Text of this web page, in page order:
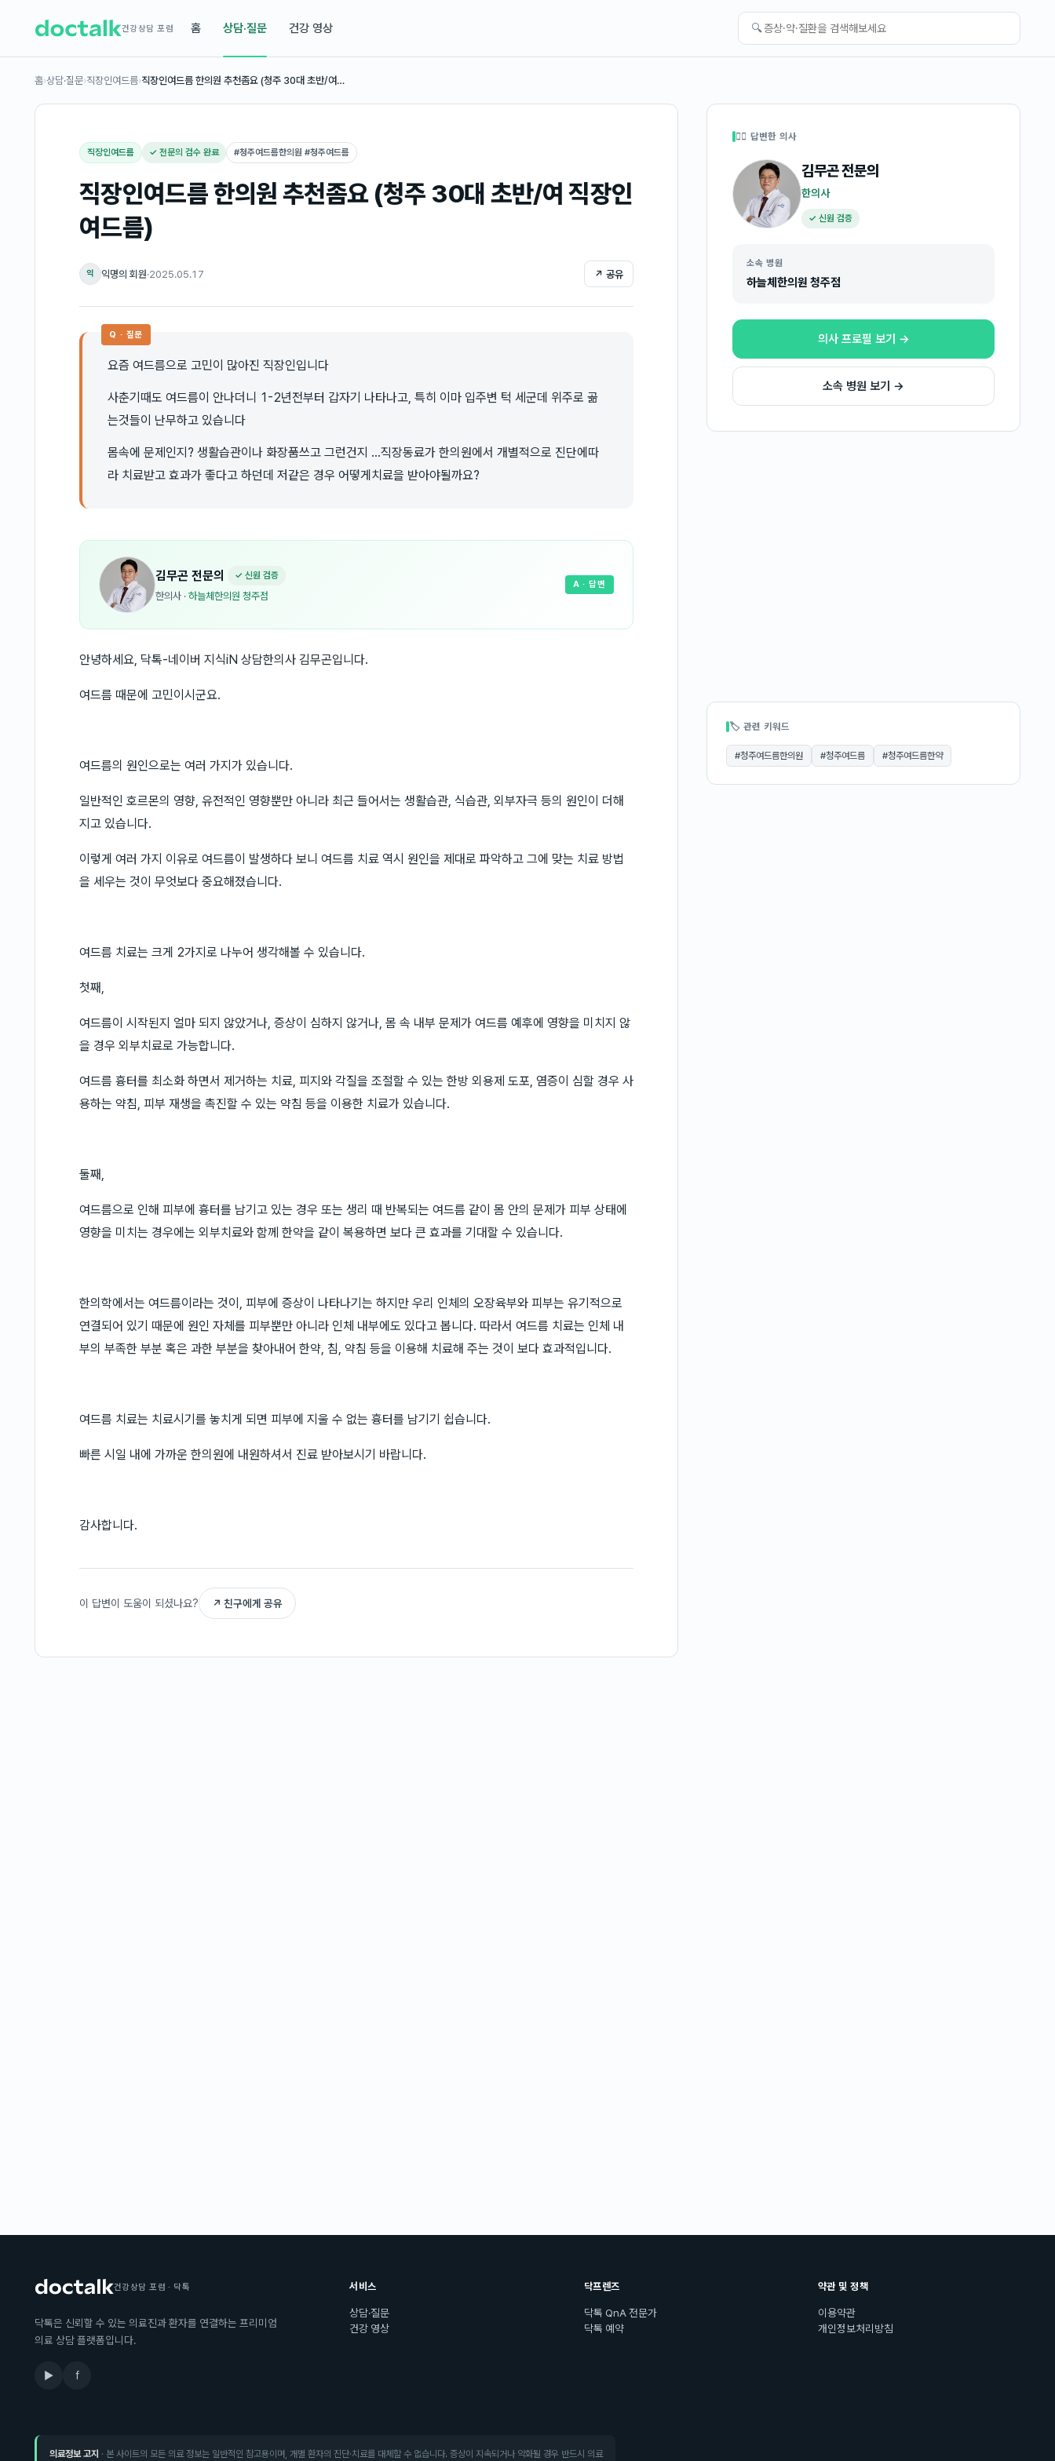
건강상담 포럼 홈 상담·질문 건강 영상 🔍
홈›상담·질문›직장인여드름›직장인여드름 한의원 추천좀요 (청주 30대 초반/여…
직장인여드름 ✓ 전문의 검수 완료 #청주여드름한의원 #청주여드름
직장인여드름 한의원 추천좀요 (청주 30대 초반/여 직장인
여드름)
익 익명의 회원·2025.05.17 ↗ 공유
Q · 질문
요즘 여드름으로 고민이 많아진 직장인입니다
사춘기때도 여드름이 안나더니 1-2년전부터 갑자기 나타나고, 특히 이마 입주변 턱 세군데 위주로 곪
는것들이 난무하고 있습니다
몸속에 문제인지? 생활습관이나 화장품쓰고 그런건지 ...직장동료가 한의원에서 개별적으로 진단에따
라 치료받고 효과가 좋다고 하던데 저같은 경우 어떻게치료을 받아야될까요?
김무곤 전문의 ✓ 신원 검증
한의사 · 하늘체한의원 청주점
A · 답변
안녕하세요, 닥톡-네이버 지식iN 상담한의사 김무곤입니다.
여드름 때문에 고민이시군요.
여드름의 원인으로는 여러 가지가 있습니다.
일반적인 호르몬의 영향, 유전적인 영향뿐만 아니라 최근 들어서는 생활습관, 식습관, 외부자극 등의 원인이 더해
지고 있습니다.
이렇게 여러 가지 이유로 여드름이 발생하다 보니 여드름 치료 역시 원인을 제대로 파악하고 그에 맞는 치료 방법
을 세우는 것이 무엇보다 중요해졌습니다.
여드름 치료는 크게 2가지로 나누어 생각해볼 수 있습니다.
첫째,
여드름이 시작된지 얼마 되지 않았거나, 증상이 심하지 않거나, 몸 속 내부 문제가 여드름 예후에 영향을 미치지 않
을 경우 외부치료로 가능합니다.
여드름 흉터를 최소화 하면서 제거하는 치료, 피지와 각질을 조절할 수 있는 한방 외용제 도포, 염증이 심할 경우 사
용하는 약침, 피부 재생을 촉진할 수 있는 약침 등을 이용한 치료가 있습니다.
둘째,
여드름으로 인해 피부에 흉터를 남기고 있는 경우 또는 생리 때 반복되는 여드름 같이 몸 안의 문제가 피부 상태에
영향을 미치는 경우에는 외부치료와 함께 한약을 같이 복용하면 보다 큰 효과를 기대할 수 있습니다.
한의학에서는 여드름이라는 것이, 피부에 증상이 나타나기는 하지만 우리 인체의 오장육부와 피부는 유기적으로
연결되어 있기 때문에 원인 자체를 피부뿐만 아니라 인체 내부에도 있다고 봅니다. 따라서 여드름 치료는 인체 내
부의 부족한 부분 혹은 과한 부분을 찾아내어 한약, 침, 약침 등을 이용해 치료해 주는 것이 보다 효과적입니다.
여드름 치료는 치료시기를 놓치게 되면 피부에 지울 수 없는 흉터를 남기기 쉽습니다.
빠른 시일 내에 가까운 한의원에 내원하셔서 진료 받아보시기 바랍니다.
감사합니다.
이 답변이 도움이 되셨나요? ↗ 친구에게 공유
👩‍⚕️ 답변한 의사
김무곤전문의
한의사
✓ 신원 검증
소속 병원
하늘체한의원 청주점
의사 프로필 보기 →
소속 병원 보기 →
🏷 관련 키워드
#청주여드름한의원 #청주여드름 #청주여드름한약
건강상담 포럼 · 닥톡
닥톡은 신뢰할 수 있는 의료진과 환자를 연결하는 프리미엄
의료 상담 플랫폼입니다.
▶ f
서비스
상담·질문
건강 영상
닥프렌즈
닥톡 QnA 전문가
닥톡 예약
약관 및 정책
이용약관
개인정보처리방침
의료정보 고지 · 본 사이트의 모든 의료 정보는 일반적인 참고용이며, 개별 환자의 진단·치료를 대체할 수 없습니다. 증상이 지속되거나 악화될 경우 반드시 의료